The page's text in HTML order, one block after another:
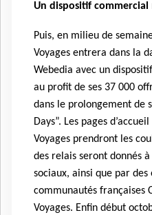
Un dispositif
Puis, en milieu de
Voyages entrera dans la
Webedia avec un
au profit de ses 37 000
dans le prolongement de
Days”. Les pages
Voyages prendront les
des relais seront donnés
sociaux, ainsi que par
communautés françaises
Voyages. Enfin début